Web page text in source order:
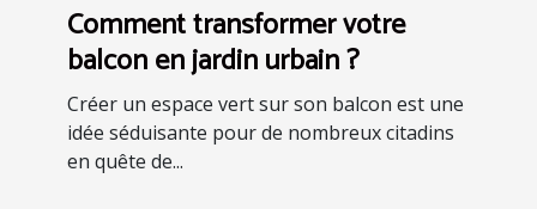
Comment transformer votre
balcon en jardin urbain ?
Créer un espace vert sur son balcon est une
idée séduisante pour de nombreux citadins
en quête de...